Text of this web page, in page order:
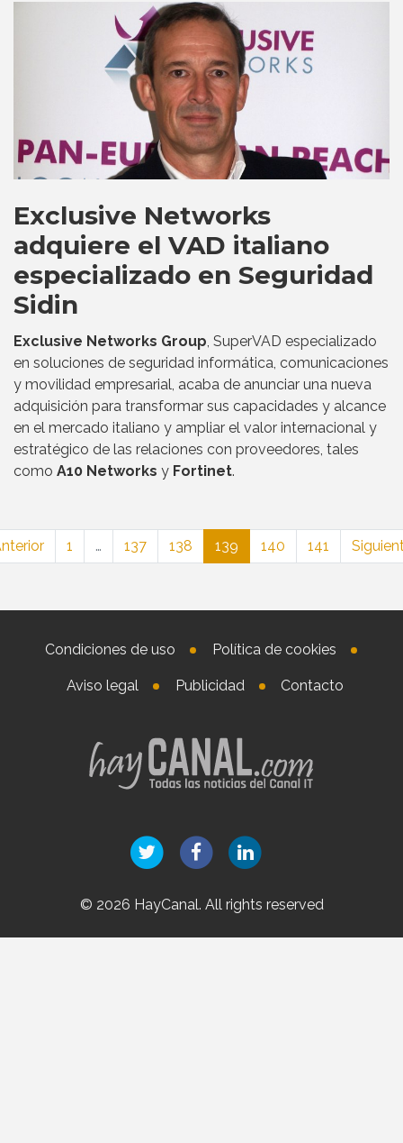
Exclusive Networks
adquiere el VAD italiano
especializado en Seguridad
Sidin
Exclusive Networks Group, SuperVAD especializado
en soluciones de seguridad informática, comunicaciones
y movilidad empresarial, acaba de anunciar una nueva
adquisición para transformar sus capacidades y alcance
en el mercado italiano y ampliar el valor internacional y
estratégico de las relaciones con proveedores, tales
como A10 Networks y Fortinet.
1 … 137 138 139 140 141
Condiciones de uso Política de cookies
Aviso legal Publicidad Contacto
© 2026 HayCanal. All rights reserved